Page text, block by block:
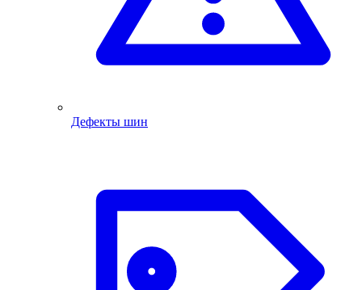
Дефекты шин